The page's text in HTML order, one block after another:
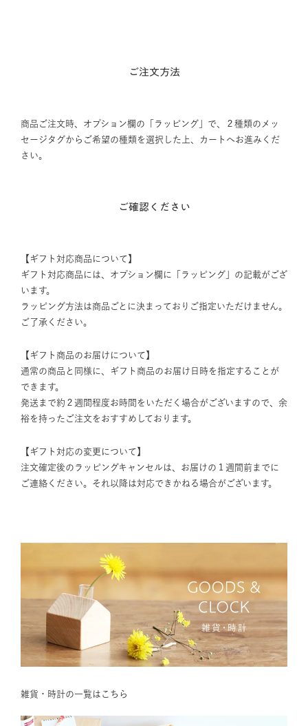
ご注文方法
商品ご注文時、オプション欄の「ラッピング」で、２種類のメッ
セージタグからご希望の種類を選択した上、カートへお進みくだ
さい。
ご確認ください
【ギフト対応商品について】
ギフト対応商品には、オプション欄に「ラッピング」の記載がござ
います。
ラッピング方法は商品ごとに決まっておりご指定いただけません。
ご了承ください。
【ギフト商品のお届けについて】
通常の商品と同様に、ギフト商品のお届け日時を指定することが
できます。
発送まで約２週間程度お時間をいただく場合がございますので、余
裕を持ったご注文をおすすめしております。
【ギフト対応の変更について】
注文確定後のラッピングキャンセルは、お届けの１週間前までに
ご連絡ください。それ以降は対応できかねる場合がございます。
雑貨・時計の一覧はこちら